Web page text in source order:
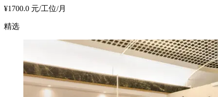
¥1700.0 元/工位/月
精选